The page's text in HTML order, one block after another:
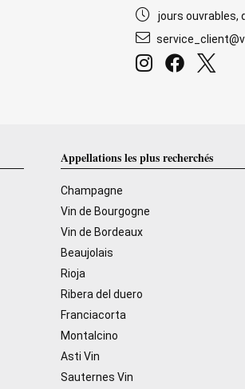
jours ouvrables,
Appellations les plus recherchés
Champagne
Vin de Bourgogne
Vin de Bordeaux
Beaujolais
Rioja
Ribera del duero
Franciacorta
Montalcino
Asti Vin
Sauternes Vin